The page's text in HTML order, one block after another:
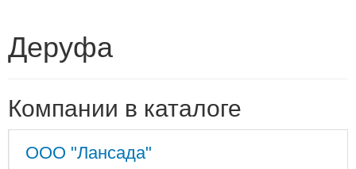
Деруфа
Компании в каталоге
ООО "Лансада"